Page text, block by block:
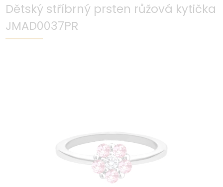
Dětský stříbrný prsten růžová kytička
JMAD0037PR